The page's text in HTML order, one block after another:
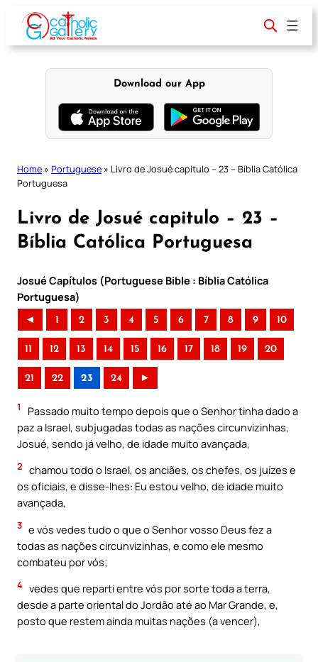
content
Download our App
Home » Portuguese » Livro de Josué capitulo – 23 – Bíblia Católica
Portuguesa
Livro de Josué capitulo – 23 –
Bíblia Católica Portuguesa
Josué Capítulos (Portuguese Bible : Bíblia Católica
Portuguesa)
◄ 1 2 3 4 5 6 7 8 9 10
11 12 13 14 15 16 17 18 19 20
21 22 23 24 ►
1
Passado muito tempo depois que o Senhor tinha dado a
paz a Israel, subjugadas todas as nações circunvizinhas,
Josué, sendo já velho, de idade muito avançada,
2 chamou todo o Israel, os anciães, os chefes, os juízes e
os oficiais, e disse-lhes: Eu estou velho, de idade muito
avançada,
3 e vós vedes tudo o que o Senhor vosso Deus fez a
todas as nações circunvizinhas, e como ele mesmo
combateu por vós;
4 vedes que reparti entre vós por sorte toda a terra,
desde a parte oriental do Jordão até ao Mar Grande, e,
posto que restem ainda muitas nações (a vencer),